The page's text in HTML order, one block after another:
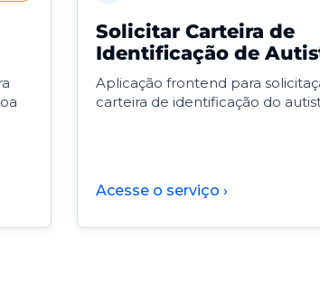
Solicitar Carteira de
Identificação de
Aplicação frontend para
carteira de identificação do
Acesse o serviço ›